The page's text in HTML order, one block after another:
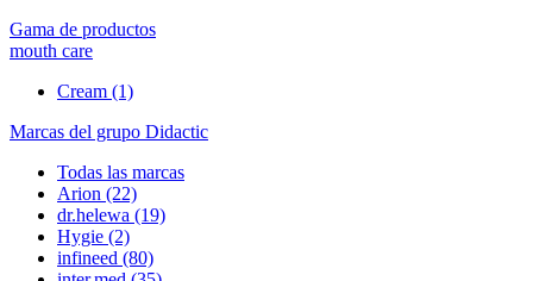
Gama de productos
mouth care
Cream (1)
Marcas del grupo Didactic
Todas las marcas
Arion (22)
dr.helewa (19)
Hygie (2)
infineed (80)